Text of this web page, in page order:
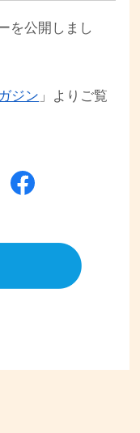
を公開しまし
ジン 」よりご覧